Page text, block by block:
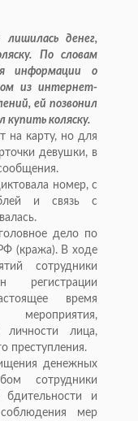
денег,
По словам
информации о
из интернет-
ей позвонил
коляску.
на карту, но для
девушки, в
номер, с
и связь с
дело по
(кража). В ходе
сотрудники
регистрации
время
личности лица,
преступления.
денежных
сотрудники
и
мер